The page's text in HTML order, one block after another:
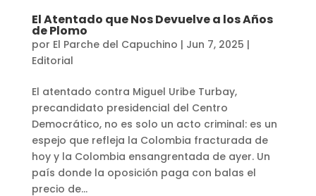
El Atentado que Nos Devuelve a los Años
de Plomo
por El Parche del Capuchino | Jun 7, 2025 |
Editorial
El atentado contra Miguel Uribe Turbay,
precandidato presidencial del Centro
Democrático, no es solo un acto criminal: es un
espejo que refleja la Colombia fracturada de
hoy y la Colombia ensangrentada de ayer. Un
país donde la oposición paga con balas el
precio de...